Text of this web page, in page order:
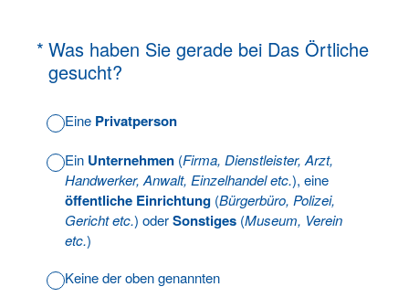
* Was haben Sie gerade bei Das Örtliche
gesucht?
(Erforderlich.)
Eine Privatperson
Ein Unternehmen (Firma, Dienstleister, Arzt,
Handwerker, Anwalt, Einzelhandel etc.), eine
öffentliche Einrichtung (Bürgerbüro, Polizei,
Gericht etc.) oderSonstiges (Museum, Verein
etc.)
Keine der oben genannten